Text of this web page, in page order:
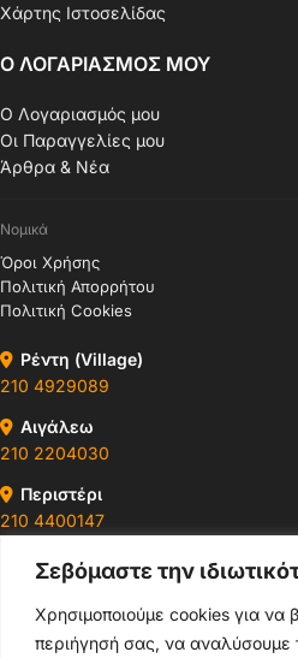
Σεβόμαστε την
Χρησιμοποιούμε cookies για να
περιήγησή σας, να αναλύσουμε
Χάρτης Ιστοσελίδας
Ο ΛΟΓΑΡΙΑΣΜΟΣ ΜΟΥ
Ο Λογαριασμός μου
Οι Παραγγελίες μου
Άρθρα & Νέα
Νομικά
Όροι Χρήσης
Πολιτική Απορρήτου
Πολιτική Cookies
Ρέντη (Village)
210 4929089
Αιγάλεω
210 2204030
Περιστέρι
210 4400147
Ωράρια & Διευθύνσεις →
210 4929089